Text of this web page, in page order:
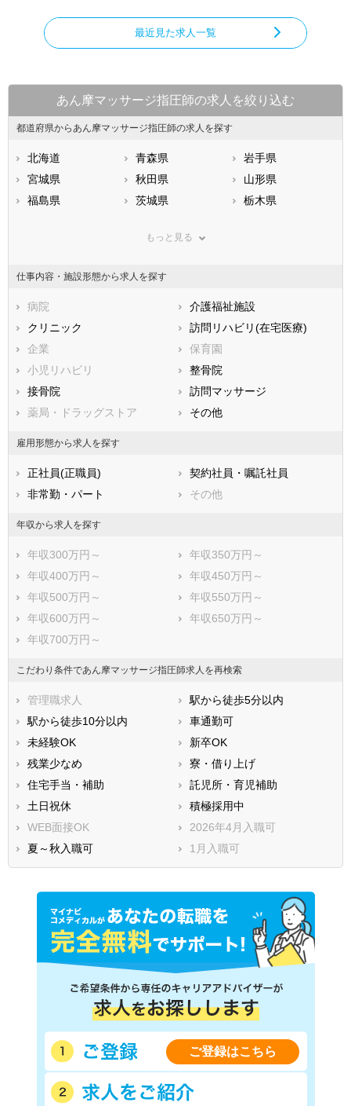
最近見た求人一覧
あん摩マッサージ指圧師の求人を絞り込む
都道府県からあん摩マッサージ指圧師の求人を探す
北海道 青森県
岩手県
宮城県
秋田県
山形県
福島県
茨城県
栃木県
神奈川県
石川県
福井県
静岡県
三重県
滋賀県
大阪府
兵庫県
鳥取県
広島県
徳島県
香川県
愛媛県
鹿児島県
もっと見る
仕事内容・施設形態から求人を探す
病院
介護福祉施設
クリニック
訪問リハビリ(在宅医療)
企業
保育園
小児リハビリ
整骨院
接骨院
訪問マッサージ
薬局・ドラッグストア
その他
雇用形態から求人を探す
正社員(正職員)
契約社員・嘱託社員
非常勤・パート
その他
年収から求人を探す
年収300万円～
年収350万円～
年収400万円～
年収450万円～
年収500万円～
年収550万円～
年収600万円～
年収650万円～
年収700万円～
こだわり条件であん摩マッサージ指圧師求人を再検索
管理職求人
駅から徒歩5分以内
駅から徒歩10分以内
車通勤可
未経験OK
新卒OK
残業少なめ
寮・借り上げ
住宅手当・補助
託児所・育児補助
土日祝休
積極採用中
WEB面接OK
2026年4月入職可
夏～秋入職可
1月入職可
ご登録はこちら